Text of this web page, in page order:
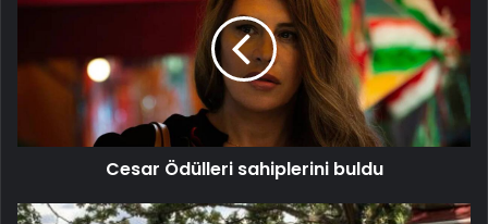
sahiplerini
Cesar Ödülleri sahiplerini buldu
Çakırtepe